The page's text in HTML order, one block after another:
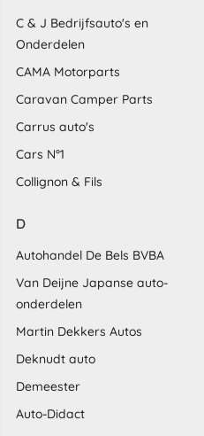
C & J Bedrijfsauto's en
Onderdelen
CAMA Motorparts
Caravan Camper Parts
Carrus auto's
Cars N°1
Collignon & Fils
D
Autohandel De Bels BVBA
Van Deijne Japanse auto-
onderdelen
Martin Dekkers Autos
Deknudt auto
Demeester
Auto-Didact